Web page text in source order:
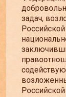
задач,